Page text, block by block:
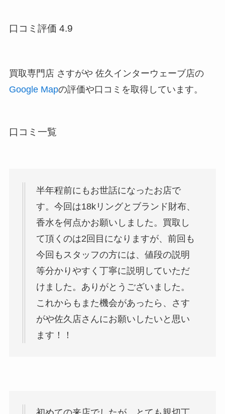
口コミ評価 4.9
買取専門店 さすがや 佐久インターウェーブ店の
Google Mapの評価や口コミを取得しています。
口コミ一覧
半年程前にもお世話になったお店で
す。今回は18kリングとブランド財布、
香水を何点かお願いしました。買取し
て頂くのは2回目になりますが、前回も
今回もスタッフの方には、値段の説明
等分かりやすく丁寧に説明していただ
けました。ありがとうございました。
これからもまた機会があったら、さす
がや佐久店さんにお願いしたいと思い
ます！！